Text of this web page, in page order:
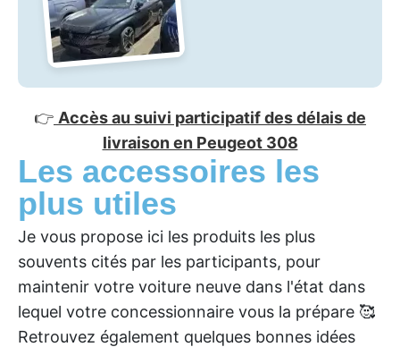
👉 Accès au suivi participatif des délais de
livraison en Peugeot 308
Les accessoires les
plus utiles
Je vous propose ici les produits les plus
souvents cités par les participants, pour
maintenir votre voiture neuve dans l'état dans
lequel votre concessionnaire vous la prépare 🥰
Retrouvez également quelques bonnes idées